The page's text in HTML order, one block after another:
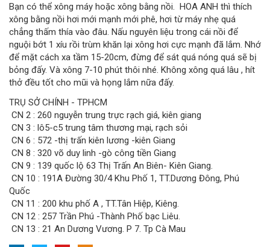
Bạn có thể xông máy hoặc xông bằng nồi. HOA ANH thì thích
xông bằng nồi hơi mới mạnh mới phê, hơi từ máy nhẹ quá
chẳng thấm thía vào đâu. Nấu nguyên liệu trong cái nồi để
nguội bớt 1 xíu rồi trùm khăn lại xông hơi cực mạnh đã lắm. Nhớ
để mặt cách xa tầm 15-20cm, đừng để sát quá nóng quá sẽ bị
bỏng đấy. Và xông 7-10 phút thôi nhé. Không xông quá lâu , hít
thở đều tốt cho mũi và họng lắm nữa đấy.
TRỤ SỞ CHÍNH - TPHCM
CN 2 : 260 nguyễn trung trực rạch giá, kiên giang
CN 3 : lô5-c5 trung tâm thương mại, rạch sỏi
CN 6 : 572 -thị trấn kiên lương -kiên Giang
CN 8 : 320 võ duy linh -gò công tiền Giang
CN 9 : 139 quốc lộ 63 Thị Trấn An Biên- Kiên Giang.
CN 10 : 191A Đường 30/4 Khu Phố 1, TT.Dương Đông, Phú
Quốc
CN 11 : 200 khu phố A , TT.Tân Hiệp, Kiêng.
CN 12 : 257 Trần Phú -Thành Phố bạc Liêu.
CN 13 : 21 An Dương Vương. P 7. Tp Cà Mau